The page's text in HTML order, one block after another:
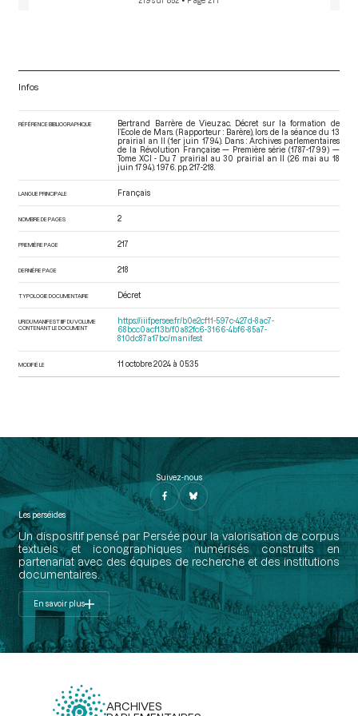
Infos
RÉFÉRENCE BIBLIOGRAPHIQUE
Bertrand Barrère de Vieuzac. Décret sur la formation de
l’Ecole de Mars. (Rapporteur : Barère), lors de la séance du 13
prairial an II (1er juin 1794). Dans : Archives parlementaires
de la Révolution Française — Première série (1787-1799) —
Tome XCI - Du 7 prairial au 30 prairial an II (26 mai au 18
juin 1794) . 1976. pp. 217-218.
LANGUE PRINCIPALE Français
NOMBRE DE PAGES 2
PREMIÈRE PAGE 217
DERNIÈRE PAGE 218
TYPOLOGIE DOCUMENTAIRE Décret
URI DU MANIFEST IIIF DU VOLUME
CONTENANT LE DOCUMENT
https://iiif.persee.fr/b0e2cf11-597c-427d-8ac7-
68bcc0acf13b/f0a82fc6-3166-4bf6-85a7-
810dc87a17bc/manifest
MODIFIÉ LE 11 octobre 2024 à 05:35
Suivez-nous
Les perséides
Un dispositif pensé par Persée pour la valorisation de corpus
textuels et iconographiques numérisés construits en
partenariat avec des équipes de recherche et des institutions
documentaires.
En savoir plus
ARCHIVES